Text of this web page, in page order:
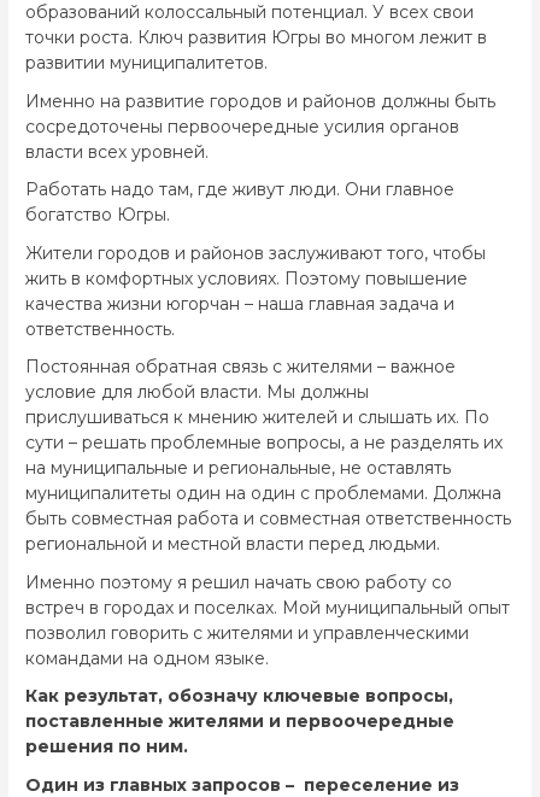
образований колоссальный потенциал. У всех свои
точки роста. Ключ развития Югры во многом лежит в
развитии муниципалитетов.
Именно на развитие городов и районов должны быть
сосредоточены первоочередные усилия органов
власти всех уровней.
Работать надо там, где живут люди. Они главное
богатство Югры.
Жители городов и районов заслуживают того, чтобы
жить в комфортных условиях. Поэтому повышение
качества жизни югорчан – наша главная задача и
ответственность.
Постоянная обратная связь с жителями – важное
условие для любой власти. Мы должны
прислушиваться к мнению жителей и слышать их. По
сути – решать проблемные вопросы, а не разделять их
на муниципальные и региональные, не оставлять
муниципалитеты один на один с проблемами. Должна
быть совместная работа и совместная ответственность
региональной и местной власти перед людьми.
Именно поэтому я решил начать свою работу со
встреч в городах и поселках. Мой муниципальный опыт
позволил говорить с жителями и управленческими
командами на одном языке.
Как результат, обозначу ключевые вопросы,
поставленные жителями и первоочередные
решения по ним.
Один из главных запросов – переселение из